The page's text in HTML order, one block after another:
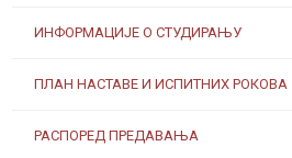
ИНФОРМАЦИЈЕ О СТУДИРАЊУ
ПЛАН НАСТАВЕ И ИСПИТНИХ РОКОВА
РАСПОРЕД ПРЕДАВАЊА